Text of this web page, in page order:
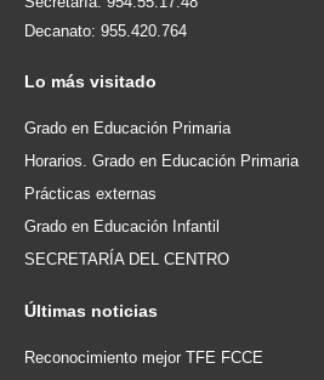
Decanato: 955.420.764
Lo más visitado
Grado en Educación Primaria
Horarios. Grado en Educación Primaria
Prácticas externas
Grado en Educación Infantil
SECRETARÍA DEL CENTRO
Últimas noticias
Reconocimiento mejor TFE FCCE